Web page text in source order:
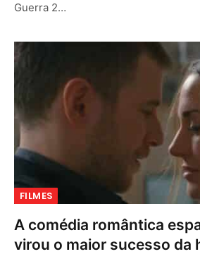
Guerra 2…
FILMES
A comédia romântica
virou o maior sucesso da